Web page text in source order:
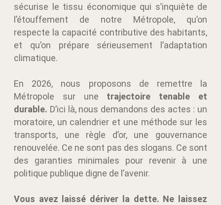
sécurise le tissu économique qui s’inquiète de
l’étouffement de notre Métropole, qu’on
respecte la capacité contributive des habitants,
et qu’on prépare sérieusement l’adaptation
climatique.
En 2026, nous proposons de remettre la
Métropole sur une trajectoire tenable et
durable. D’ici là, nous demandons des actes : un
moratoire, un calendrier et une méthode sur les
transports, une règle d’or, une gouvernance
renouvelée. Ce ne sont pas des slogans. Ce sont
des garanties minimales pour revenir à une
politique publique digne de l’avenir.
Vous avez laissé dériver la dette. Ne laissez